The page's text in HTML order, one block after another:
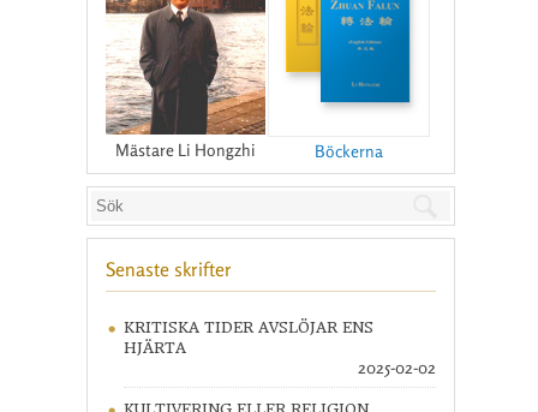
Mästare Li Hongzhi Böckerna
Senaste skrifter
KRITISKA TIDER AVSLÖJAR ENS
HJÄRTA
2025-02-02